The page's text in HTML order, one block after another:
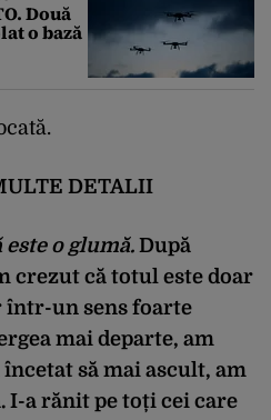
Două
o bază
DETALII
o glumă. După
crezut că totul este doar
într-un sens foarte
mai departe, am
să mai ascult, am
a rănit pe toți cei care